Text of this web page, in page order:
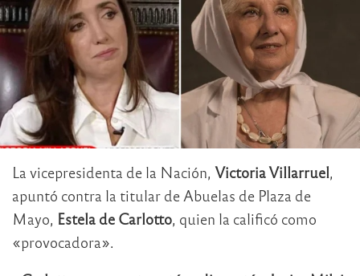
La vicepresidenta de la Nación, Victoria Villarruel,
apuntó contra la titular de Abuelas de Plaza de
Mayo, Estela de Carlotto, quien la calificó como
«provocadora».